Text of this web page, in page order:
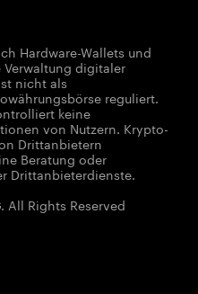
Hardware-Wallets und
digitaler
nicht als
reguliert.
keine
von Nutzern. Krypto-
Drittanbietern
Beratung oder
Drittanbieterdienste.